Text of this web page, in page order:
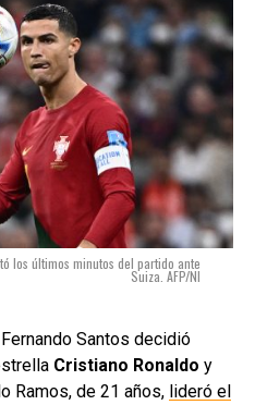
los últimos minutos del partido ante
Suiza. AFP/NI
Santos decidió
Cristiano Ronaldo y
Ramos, de 21 años, lideró el